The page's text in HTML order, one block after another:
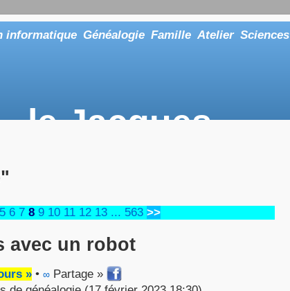
informatique Généalogie Famille Atelier Sciences
le Jacques
5 6 7 8 9 10 11 12 13 ... 563 >>
avec un robot
» • ∞ Partage »